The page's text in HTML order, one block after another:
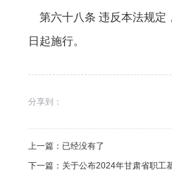
第六十八条 违反本法规定
日起施行。
分享到：
上一篇：已经没有了
下一篇： 关于公布2024年甘肃省职工